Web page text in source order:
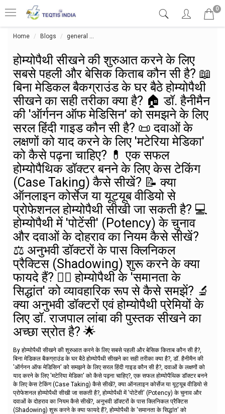
0
Home Blogs general
होम्योपैथी सीखने की शुरुआत करने के लिए
सबसे पहली और बेसिक किताब कौन सी है? 📖
बिना मेडिकल बैकग्राउंड के घर बैठे होम्योपैथी
सीखने का सही तरीका क्या है? 🏠 डॉ. हैनीमैन
की 'ऑर्गनन ऑफ मेडिसिन' को समझने के लिए
सरल हिंदी गाइड कौन सी है? 📜 दवाओं के
लक्षणों को याद करने के लिए 'मटेरिया मेडिका'
को कैसे पढ़ना चाहिए? 💊 एक सफल
होम्योपैथिक डॉक्टर बनने के लिए केस टेकिंग
(Case Taking) कैसे सीखें? 📝 क्या
ऑनलाइन कोर्सेज या यूट्यूब वीडियो से
प्रोफेशनल होम्योपैथी सीखी जा सकती है? 💻
होम्योपैथी में 'पोटेंसी' (Potency) के चुनाव
और दवाओं के दोहराव का नियम कैसे सीखें?
⚖️ अनुभवी डॉक्टरों के पास क्लिनिकल
प्रैक्टिस (Shadowing) शुरू करने के क्या
फायदे हैं? 👨‍⚕️ होम्योपैथी के 'समानता के
सिद्धांत' को व्यावहारिक रूप से कैसे समझें? 🔬
क्या अनुभवी डॉक्टरों एवं होम्योपैथी प्रेमियों के
लिए डॉ. राजपाल लांबा की पुस्तक सीखने का
अच्छा स्रोत है? 🌟
By होम्योपैथी सीखने की शुरुआत करने के लिए सबसे पहली और बेसिक किताब कौन सी है?,
बिना मेडिकल बैकग्राउंड के घर बैठे होम्योपैथी सीखने का सही तरीका क्या है?, डॉ. हैनीमैन की
'ऑर्गनन ऑफ मेडिसिन' को समझने के लिए सरल हिंदी गाइड कौन सी है?, दवाओं के लक्षणों को
याद करने के लिए 'मटेरिया मेडिका' को कैसे पढ़ना चाहिए?, एक सफल होम्योपैथिक डॉक्टर बनने
के लिए केस टेकिंग (Case Taking) कैसे सीखें?, क्या ऑनलाइन कोर्सेज या यूट्यूब वीडियो से
प्रोफेशनल होम्योपैथी सीखी जा सकती है?, होम्योपैथी में 'पोटेंसी' (Potency) के चुनाव और
दवाओं के दोहराव का नियम कैसे सीखें?, अनुभवी डॉक्टरों के पास क्लिनिकल प्रैक्टिस
(Shadowing) शुरू करने के क्या फायदे हैं?, होम्योपैथी के 'समानता के सिद्धांत' को